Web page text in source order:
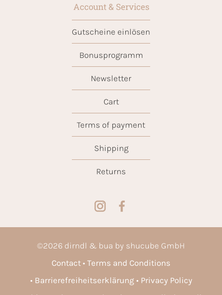
Account & Services
Gutscheine einlösen
Bonusprogramm
Newsletter
Cart
Terms of payment
Shipping
Returns
©2026 dirndl & bua by shucube GmbH
Contact
Terms and Conditions
Barrierefreiheitserklärung
Privacy Policy